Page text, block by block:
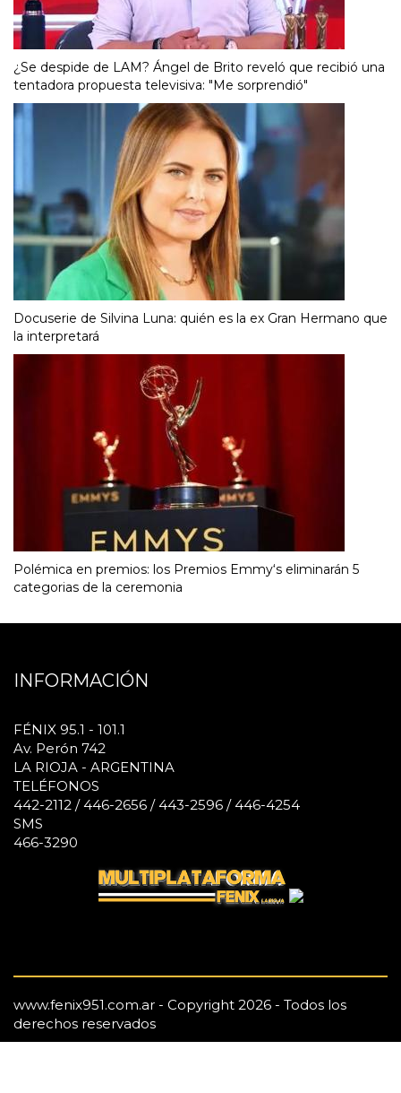
¿Se despide de LAM? Ángel de Brito reveló que recibió una
tentadora propuesta televisiva: "Me sorprendió"
Docuserie de Silvina Luna: quién es la ex Gran Hermano que
la interpretará
Polémica en premios: los Premios Emmy‘s eliminarán 5
categorias de la ceremonia
INFORMACIÓN
FÉNIX 95.1 - 101.1
Av. Perón 742
LA RIOJA - ARGENTINA
TELÉFONOS
442-2112 / 446-2656 / 443-2596 / 446-4254
SMS
466-3290
www.fenix951.com.ar - Copyright 2026 - Todos los
derechos reservados